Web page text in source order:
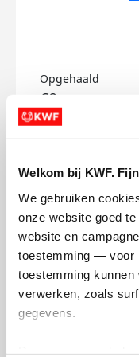
Welkom bij KWF.
We gebruiken
onze website goed
website en
toestemming — voor
toestemming kunnen
verwerken, zoals
gegevens.
Opgehaald
€0
Doneer